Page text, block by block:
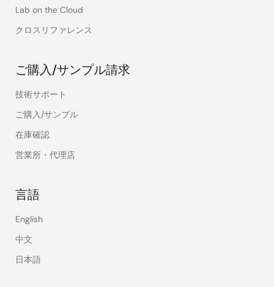
Lab on the Cloud
クロスリファレンス
ご購入/サンプル請求
技術サポート
ご購入/サンプル
在庫確認
営業所・代理店
言語
English
中文
日本語